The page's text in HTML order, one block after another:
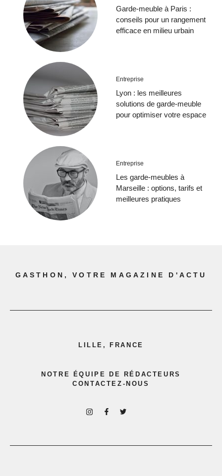
Garde-meuble à Paris :
conseils pour un rangement
efficace en milieu urbain
Entreprise
Lyon : les meilleures
solutions de garde-meuble
pour optimiser votre espace
Entreprise
Les garde-meubles à
Marseille : options, tarifs et
meilleures pratiques
GASTHON, VOTRE MAGAZINE D'ACTU
LILLE, FRANCE
NOTRE ÉQUIPE DE RÉDACTEURS
CONTACTEZ-NOUS